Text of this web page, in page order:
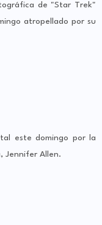
de "Star Trek"
atropellado por su
este domingo por la
Jennifer Allen.